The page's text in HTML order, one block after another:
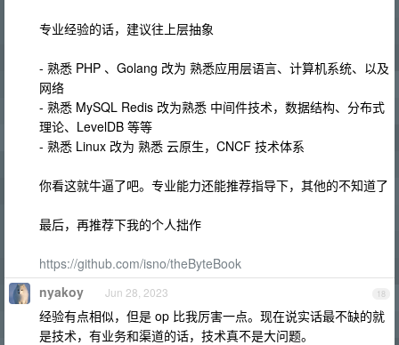
专业经验的话，建议往上层抽象
- 熟悉 PHP 、Golang 改为 熟悉应用层语言、计算机系统、以及
网络
- 熟悉 MySQL Redis 改为熟悉 中间件技术，数据结构、分布式
理论、LevelDB 等等
- 熟悉 Linux 改为 熟悉 云原生，CNCF 技术体系
你看这就牛逼了吧。专业能力还能推荐指导下，其他的不知道了
最后，再推荐下我的个人拙作
https://github.com/isno/theByteBook
18
nyakoy Jun 28, 2023
经验有点相似，但是 op 比我厉害一点。现在说实话最不缺的就
是技术，有业务和渠道的话，技术真不是大问题。